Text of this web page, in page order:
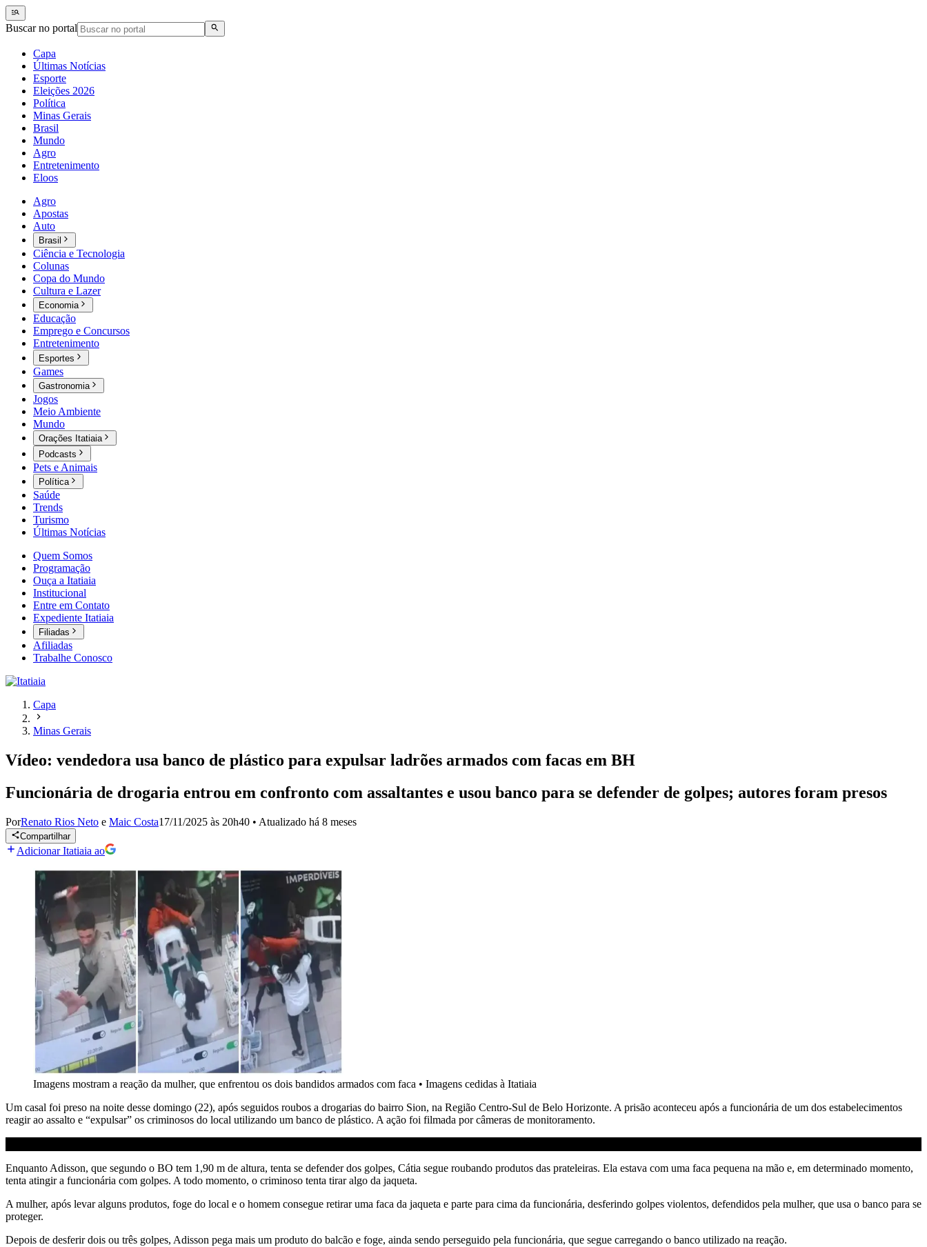
Buscar no portal
Capa
Últimas Notícias
Esporte
Eleições 2026
Política
Minas Gerais
Brasil
Mundo
Agro
Entretenimento
Eloos
Agro
Apostas
Auto
Brasil
Ciência e Tecnologia
Colunas
Copa do Mundo
Cultura e Lazer
Economia
Educação
Emprego e Concursos
Entretenimento
Esportes
Games
Gastronomia
Jogos
Meio Ambiente
Mundo
Orações Itatiaia
Podcasts
Pets e Animais
Política
Saúde
Trends
Turismo
Últimas Notícias
Quem Somos
Programação
Ouça a Itatiaia
Institucional
Entre em Contato
Expediente Itatiaia
Filiadas
Afiliadas
Trabalhe Conosco
Capa
Minas Gerais
Vídeo: vendedora usa banco de plástico para expulsar ladrões armados com facas em BH
Funcionária de drogaria entrou em confronto com assaltantes e usou banco para se defender de golpes; autores foram presos
PorRenato Rios Neto e Maic Costa17/11/2025 às 20h40 • Atualizado há 8 meses
Compartilhar
Adicionar Itatiaia ao
Imagens mostram a reação da mulher, que enfrentou os dois bandidos armados com faca • Imagens cedidas à Itatiaia
Um casal foi preso na noite desse domingo (22), após seguidos roubos a drogarias do bairro Sion, na Região Centro-Sul de Belo Horizonte. A prisão aconteceu após a funcionária de um dos estabelecimentos
reagir ao assalto e “expulsar” os criminosos do local utilizando um banco de plástico. A ação foi filmada por câmeras de monitoramento.
Enquanto Adisson, que segundo o BO tem 1,90 m de altura, tenta se defender dos golpes, Cátia segue roubando produtos das prateleiras. Ela estava com uma faca pequena na mão e, em determinado momento,
tenta atingir a funcionária com golpes. A todo momento, o criminoso tenta tirar algo da jaqueta.
A mulher, após levar alguns produtos, foge do local e o homem consegue retirar uma faca da jaqueta e parte para cima da funcionária, desferindo golpes violentos, defendidos pela mulher, que usa o banco para se
proteger.
Depois de desferir dois ou três golpes, Adisson pega mais um produto do balcão e foge, ainda sendo perseguido pela funcionária, que segue carregando o banco utilizado na reação.